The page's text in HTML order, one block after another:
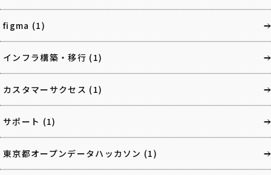
figma (1)
インフラ構築・移行 (1)
カスタマーサクセス (1)
サポート (1)
東京都オープンデータハッカソン (1)